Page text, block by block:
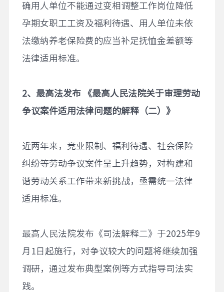
确用人单位不能通过变相调整工作岗位降低
孕期女职工工资及福利待遇、用人单位未依
法缴纳养老保险费的应当补足抚恤金差额等
法律适用标准。
2、最高法发布
《最高人民法院关于审理劳动
争议案件适用法律问题的解释（二）》
近两年来，竞业限制、福利待遇、社会保险
纠纷等劳动争议案件呈上升趋势，对构建和
谐劳动关系工作带来新挑战，亟需统一法律
适用标准。
最高人民法院发布《司法解释二》于2025年9
月1日起施行，对争议较大的问题将继续加强
调研，通过发布典型案例等方式指导司法实
践。